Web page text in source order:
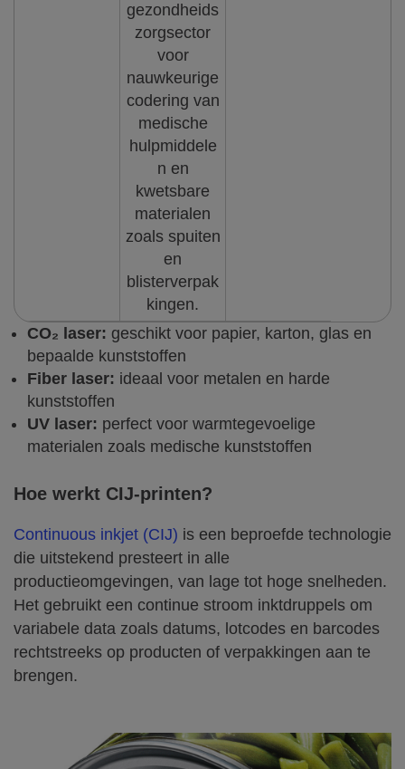
gezondheids
zorgsector
voor
nauwkeurige
codering van
medische
hulpmiddele
n en
kwetsbare
materialen
zoals spuiten
en
blisterverpak
kingen.
CO₂ laser: geschikt voor papier, karton, glas en
bepaalde kunststoffen
Fiber laser: ideaal voor metalen en harde
kunststoffen
UV laser: perfect voor warmtegevoelige
materialen zoals medische kunststoffen
Hoe werkt CIJ‑printen?
Continuous inkjet (CIJ) is een beproefde technologie
die uitstekend presteert in alle
productieomgevingen, van lage tot hoge snelheden.
Het gebruikt een continue stroom inktdruppels om
variabele data zoals datums, lotcodes en barcodes
rechtstreeks op producten of verpakkingen aan te
brengen.